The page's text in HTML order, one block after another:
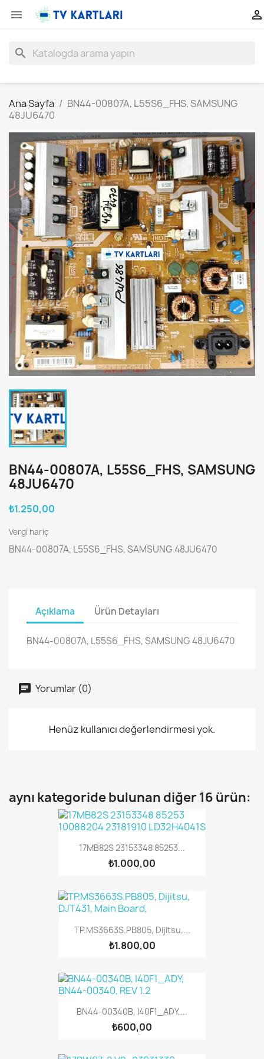
 
search
Ana Sayfa
BN44-00807A, L55S6_FHS, SAMSUNG
48JU6470
BN44-00807A, L55S6_FHS, SAMSUNG
48JU6470
₺1.250,00
Vergi hariç
BN44-00807A, L55S6_FHS, SAMSUNG 48JU6470
Açıklama Ürün Detayları
BN44-00807A, L55S6_FHS, SAMSUNG 48JU6470
Yorumlar (0)
Henüz kullanıcı değerlendirmesi yok.
aynı kategoride bulunan diğer 16 ürün:
17MB82S 23153348 85253...
₺1.000,00
TP.MS3663S.PB805, Dijitsu,...
₺1.800,00
BN44-00340B, I40F1_ADY,...
₺600,00